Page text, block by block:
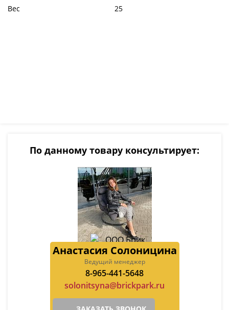
Вес
25
По данному товару консультирует:
Анастасия Солоницина
Ведущий менеджер
8-965-441-5648
solonitsyna@brickpark.ru